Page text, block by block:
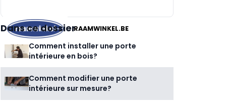
RAAMWINKEL.BE
Dans ce dossier
Comment installer une porte
intérieure en bois?
Comment modifier une porte
intérieure sur mesure?